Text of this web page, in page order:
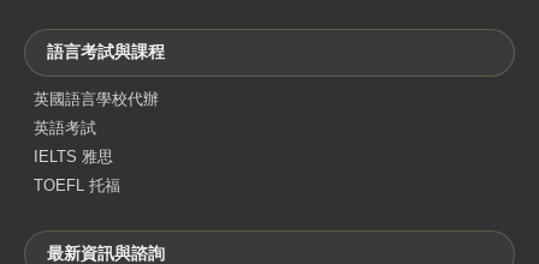
語言考試與課程
英國語言學校代辦
英語考試
IELTS 雅思
TOEFL 托福
最新資訊與諮詢